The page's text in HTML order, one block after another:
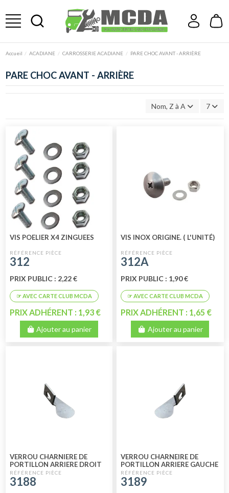
Accueil ACADIANE CARROSSERIE ACADIANE PARE CHOC AVANT - ARRIÈRE
PARE CHOC AVANT - ARRIÈRE
Nom, Z à A 7
VIS POELIER X4 ZINGUEES
312
PRIX PUBLIC : 2,22 €
PRIX ADHÉRENT : 1,93 €
Ajouter au panier
VIS INOX ORIGINE. ( L'UNITÉ)
312A
PRIX PUBLIC : 1,90 €
PRIX ADHÉRENT : 1,65 €
Ajouter au panier
VERROU CHARNIERE DE
PORTILLON ARRIERE DROIT
3188
VERROU CHARNEIRE DE
PORTILLON ARRIERE GAUCHE
3189